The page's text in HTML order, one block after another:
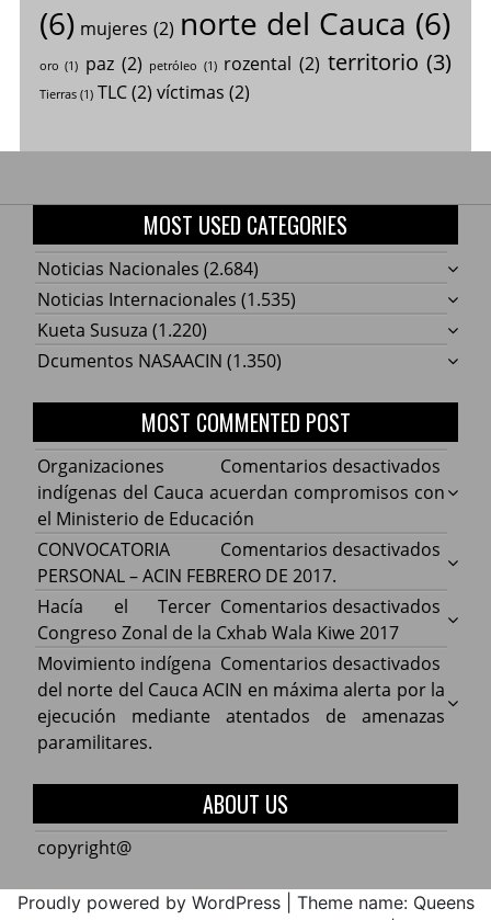
(6) mujeres (2) norte del Cauca (6)
oro (1) paz (2) petróleo (1) rozental (2) territorio (3)
Tierras(1) TLC(2) víctimas (2)
MOST USED CATEGORIES
Noticias Nacionales (2.684)
Noticias Internacionales (1.535)
Kueta Susuza (1.220)
Dcumentos NASAACIN (1.350)
MOST COMMENTED POST
Comentarios desactivados
Cauca
con
de
Organizaciones
indígenas del Cauca acuerdan compromisos con
el Ministerio de Educación
Comentarios desactivados
ACIN
DE
CONVOCATORIA
PERSONAL – ACIN FEBRERO DE 2017.
Comentarios desactivados
Hacía
la
2017
Hacía el Tercer
Congreso Zonal de la Cxhab Wala Kiwe 2017
Comentarios desactivados
Cauca
Movimiento indígena
del norte del Cauca ACIN en máxima alerta por la
ejecución mediante atentados de amenazas
paramilitares.
ABOUT US
copyright@
Proudly powered by WordPress
Theme name: Queens